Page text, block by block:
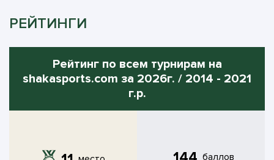
РЕЙТИНГИ
Рейтинг по всем турнирам на
shakasports.com за 2026г. / 2014 - 2021
г.р.
баллов